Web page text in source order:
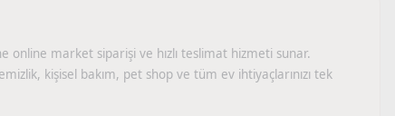
online market siparişi ve hızlı teslimat hizmeti sunar.
kişisel bakım, pet shop ve tüm ev ihtiyaçlarınızı tek